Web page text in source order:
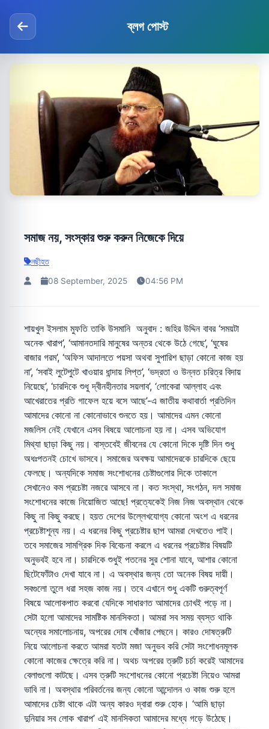
ব্লগ পোস্ট
সমাজ নয়, সংস্কার শুরু করুন নিজেকে দিয়ে
নছীহত
08 September, 2025 04:56 PM
শায়খুল ইসলাম মুফতি তাকি উসমানি অনুবাদ : জহির উদ্দিন বাবর ‘সময়টা
অনেক খারাপ’, ‘আমানতদারি মানুষের অন্তর থেকে উঠে গেছে’, ‘ঘুষের
বাজার গরম’, ‘অফিস আদালতে পয়সা অথবা সুপারিশ ছাড়া কোনো কাজ হয়
না’, ‘সবাই লুটেপুটে খাওয়ার ধান্দায় লিপ্ত’, ‘ভদ্রতা ও উন্নত চরিত্র বিদায়
নিয়েছে’, ‘চারদিকে শুধু দ্বীনহীনতার সয়লাব’, ‘লোকেরা আল্লাহ এবং
আখেরাতের প্রতি গাফেল হয়ে বসে আছে’-এ জাতীয় কথাবার্তা প্রতিদিন
আমাদের কোনো না কোনোভাবে শুনতে হয়। আমাদের এমন কোনো
মজলিস নেই যেখানে এসব বিষয়ে আলোচনা হয় না। এসব অভিযোগ
মিথ্যা ছাড়া কিছু নয়। বাস্তবেই জীবনের যে কোনো দিকে দৃষ্টি দিন শুধু
অধঃপতনই চোখে ভাসবে। সমাজের অবক্ষয় আমাদেরকে চারদিকে ছেয়ে
ফেলছে। অন্যদিকে সমাজ সংশোধনের চেষ্টাগুলোর দিকে তাকালে
সেখানেও কম প্রচেষ্টা নজরে আসবে না। কত সংস্থা, সংগঠন, দল সমাজ
সংশোধনের কাজে নিয়োজিত আছে! প্রত্যেকেই নিজ নিজ অবস্থান থেকে
কিছু না কিছু করছে। হয়ত দেশের উল্লেখযোগ্য কোনো অংশ এ ধরনের
প্রচেষ্টাশূন্য নয়। এ ধরনের কিছু প্রচেষ্টার ছাপ আমরা দেখতেও পাই।
তবে সমাজের সামগ্রিক দিক বিবেচনা করলে এ ধরনের প্রচেষ্টার বিষয়টি
অনুভবই হবে না। চারদিকে শুধুই পতনের সুর শোনা যাবে, আশার কোনো
ছিটেফোঁটাও দেখা যাবে না। এ অবস্থার জন্য তো অনেক বিষয় দায়ী।
সবগুলো তুলে ধরা সহজ কাজ নয়। তবে এখানে শুধু একটি গুরুত্বপূর্ণ
বিষয়ে আলোকপাত করবো যেদিকে সাধারণত আমাদের চোখই পড়ে না।
সেটা হলো আমাদের সামষ্টিক মানসিকতা। আমরা সব সময় ব্যস্ত থাকি
অন্যের সমালোচনায়, অপরের দোষ খোঁজার পেছনে। কারও দোষত্রুটি
নিয়ে আলোচনা করতে আমরা যতটা মজা অনুভব করি সেটা সংশোধনমূলক
কোনো কাজের ক্ষেত্রে করি না। অথচ অপরের ত্রুটি চর্চা করেই আমাদের
বেলাগুলো কাটছে। এসব ত্রুটি সংশোধনের কোনো প্রচেষ্টা নিয়েও আমরা
ভাবি না। অবস্থার পরিবর্তনের জন্য কোনো আন্দোলন ও কাজ শুরু হলে
আমাদের চেষ্টা থাকে এটা অন্য কারও দ্বারা শুরু হোক। ‘আমি ছাড়া
দুনিয়ার সব লোক খারাপ’ এই মানসিকতা আমাদের মধ্যে গড়ে উঠেছে।